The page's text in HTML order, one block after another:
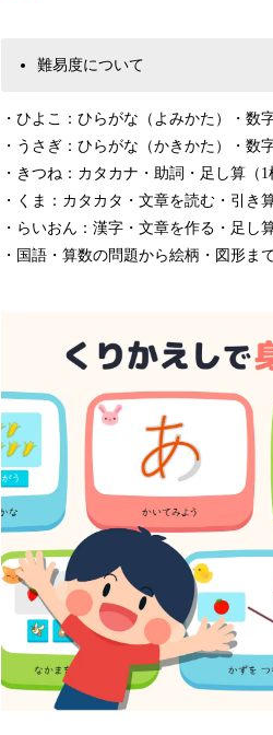
難易度について
・ひよこ：ひらがな（よみかた）・数
・うさぎ：ひらがな（かきかた）・数
・きつね：カタカナ・助詞・足し算（
・くま：カタカタ・文章を読む・引き
・らいおん：漢字・文章を作る・足し
・国語・算数の問題から絵柄・図形ま